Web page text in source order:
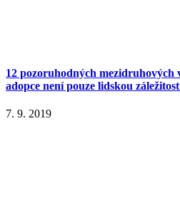
12 pozoruhodných mezidruhových
adopce není pouze lidskou
7. 9. 2019